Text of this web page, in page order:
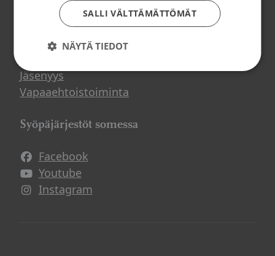
Osallistu toimintaan
Tule mukaan
Jäsenyys
Vapaaehtoistoiminta
Syöpäjärjestöt somessa
Facebook
Avautuu uuteen ikkunaan
Youtube
Avautuu uuteen ikkunaan
Instagram
Avautuu uuteen ikkunaan
SALLI VÄLTTÄMÄTTÖMÄT
NÄYTÄ TIEDOT